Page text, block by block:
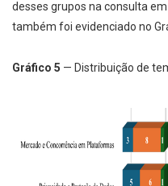
desses grupos na consulta
também foi evidenciado no
Gráfico 5 — Distribuição de